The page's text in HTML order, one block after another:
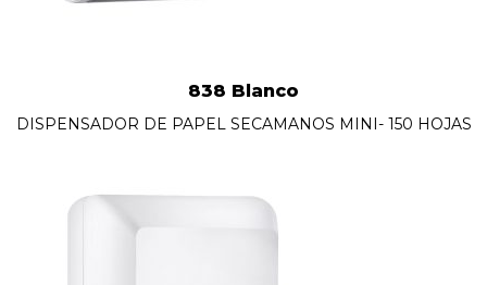
838 Blanco
DISPENSADOR DE PAPEL SECAMANOS MINI- 150 HOJAS